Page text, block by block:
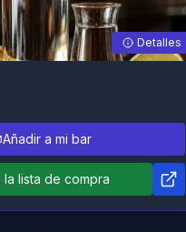
Detalles
Añadir a mi bar
la lista de compra